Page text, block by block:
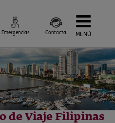
Emergencias Contacta MENÚ
de Viaje Filipinas